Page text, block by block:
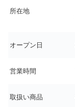
所在地
オープン日
営業時間
取扱い商品